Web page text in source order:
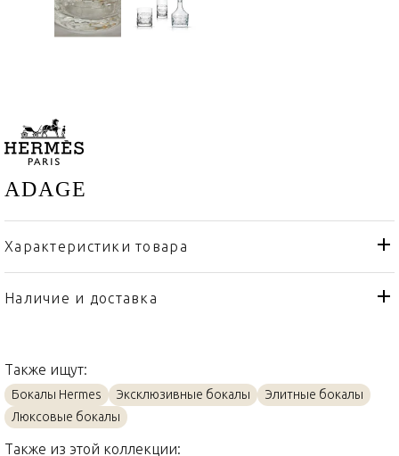
ADAGE
Характеристики товара
Бренд
Hermes
Страна производителя
Наличие и доставка
Также ищут:
Бокалы Hermes Эксклюзивные бокалы
Элитные бокалы
Люксовые бокалы
Также из этой коллекции: